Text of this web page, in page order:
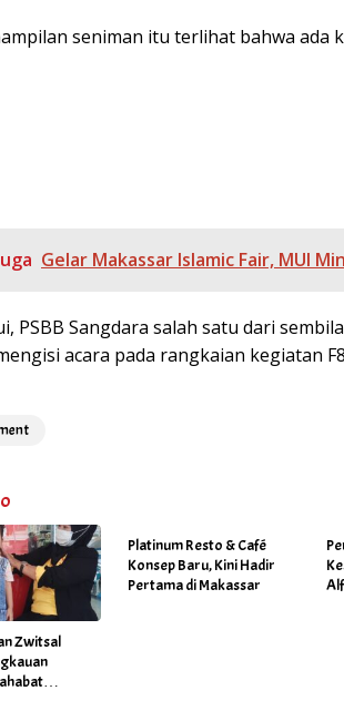
seniman itu terlihat bahwa ada
Gelar Makassar Islamic Fair, MUI
PSBB Sangdara salah satu dari
acara pada rangkaian kegiatan
Zwitsal
Platinum Resto & Café
Konsep Baru, Kini Hadir
Pertama di Makassar